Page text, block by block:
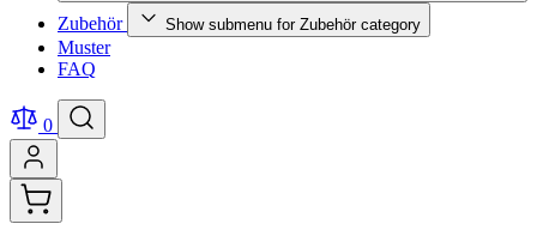
Zubehör Show submenu for Zubehör category
Muster
FAQ
0